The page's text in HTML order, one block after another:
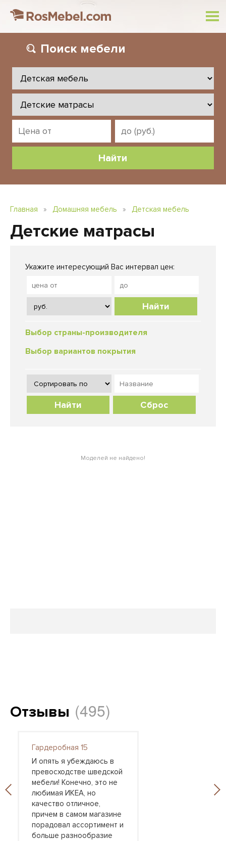
Поиск мебели
Главная » Домашняя мебель » Детская мебель
Детские матрасы
Укажите интересующий Вас интервал цен:
Найти
Выбор страны-производителя
Выбор вариантов покрытия
Сброс
Моделей не найдено!
Отзывы (495)
Гардеробная 15
И опять я убеждаюсь в
превосходстве шведской
мебели! Конечно, это не
любимая ИКЕА, но
качество отличное,
причем в самом магазине
порадовал ассортимент и
больше разнообразие